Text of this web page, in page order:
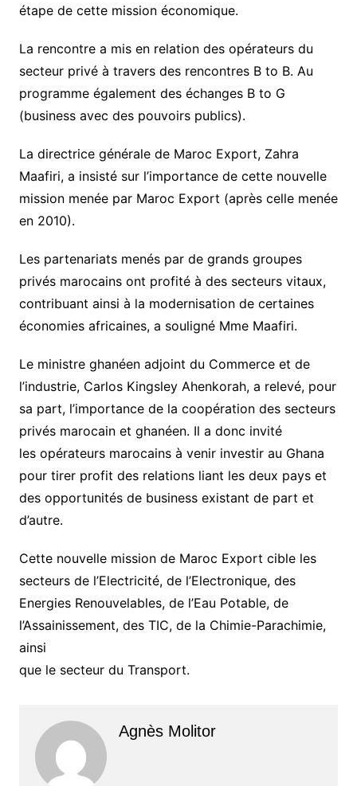
étape de cette mission économique.
La rencontre a mis en relation des opérateurs du
secteur privé à travers des rencontres B to B. Au
programme également des échanges B to G
(business avec des pouvoirs publics).
La directrice générale de Maroc Export, Zahra
Maafiri, a insisté sur l’importance de cette nouvelle
mission menée par Maroc Export (après celle menée
en 2010).
Les partenariats menés par de grands groupes
privés marocains ont profité à des secteurs vitaux,
contribuant ainsi à la modernisation de certaines
économies africaines, a souligné Mme Maafiri.
Le ministre ghanéen adjoint du Commerce et de
l’industrie, Carlos Kingsley Ahenkorah, a relevé, pour
sa part, l’importance de la coopération des secteurs
privés marocain et ghanéen. Il a donc invité
les opérateurs marocains à venir investir au Ghana
pour tirer profit des relations liant les deux pays et
des opportunités de business existant de part et
d’autre.
Cette nouvelle mission de Maroc Export cible les
secteurs de l’Electricité, de l’Electronique, des
Energies Renouvelables, de l’Eau Potable, de
l’Assainissement, des TIC, de la Chimie-Parachimie,
ainsi
que le secteur du Transport.
Agnès Molitor